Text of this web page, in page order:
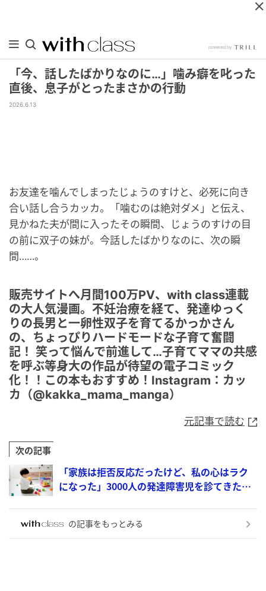
「今、話したばかりなのに…」噛み癖を叱った
直後、息子がとったまさかの行動
2026.6.13
お友達を噛んでしまったじょうのすけと、必死に向き
合い話し合うカッカ。「噛むのは絶対ダメ」と伝え、
見かねた夫が間に入ったその瞬間、じょうのすけの目
の前に双子の妹が。今話したばかりなのに、次の瞬
間……。
販売サイトへ月間100万PV、with class連載
の大人気漫画。不妊治療を経て、発達ゆっく
りの長男と一卵性双子を育てるかっかさん
の、ちょっぴりハードモードな子育て奮闘
記！ 笑って悩んで前進して…子育てママの共感
を呼ぶ等身大の作品が待望の電子コミック
化！！この本もおすすめ！Instagram：カッ
カ（@kakka_mama_manga）
元記事で読む
次の記事
「家族は拒否反応だったけど、私の心はラク
になった」3000人の発達障害児を診てきた医
の記事をもっとみる